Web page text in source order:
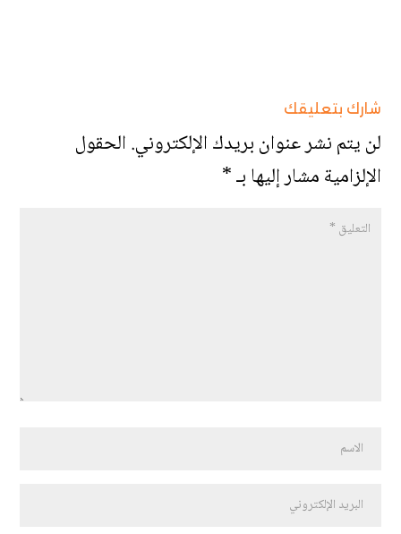
شارك بتعليقك
لن يتم نشر عنوان بريدك الإلكتروني.الحقول
الإلزامية مشار إليها بـ*